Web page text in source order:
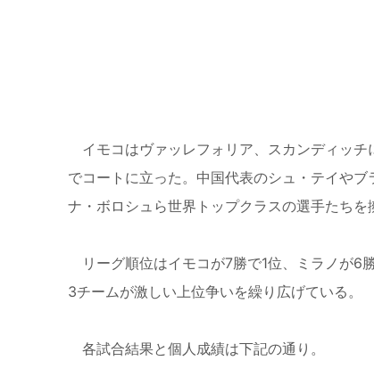
イモコはヴァッレフォリア、スカンディッチ
でコートに立った。中国代表のシュ・テイや
ナ・ボロシュら世界トップクラスの選手たち
リーグ順位はイモコが7勝で1位、ミラノが6
3チームが激しい上位争いを繰り広げている。
各試合結果と個人成績は下記の通り。